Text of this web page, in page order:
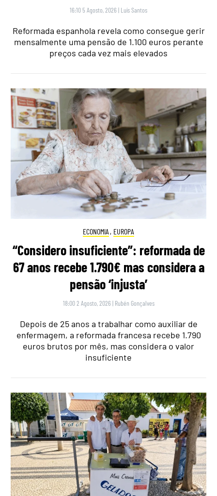
16:10 5 Agosto, 2026 | Luís Santos
Reformada espanhola revela como consegue gerir
mensalmente uma pensão de 1.100 euros perante
preços cada vez mais elevados
ECONOMIA , EUROPA
“Considero insuficiente”: reformada de
67 anos recebe 1.790€ mas considera a
pensão ‘injusta’
18:00 2 Agosto, 2026 | Rubén Gonçalves
Depois de 25 anos a trabalhar como auxiliar de
enfermagem, a reformada francesa recebe 1.790
euros brutos por mês, mas considera o valor
insuficiente